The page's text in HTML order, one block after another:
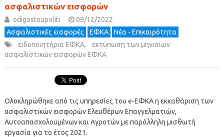
ασφαλιστικών εισφορών
odigostoupoliti
09/12/2022
Ασφαλιστικές εισφορές
ΕΦΚΑ
Νέα - Επικαιρότητα
ειδοποιητήρια ΕΦΚΑ,
εκτύπωση των μηνιαίων
ασφαλιστικών εισφορών ΕΦΚΑ
Ολοκληρώθηκε από τις υπηρεσίες του e-ΕΦΚΑ η εκκαθάριση των
ασφαλιστικών εισφορών Ελευθέρων Επαγγελματιών,
Αυτοαπασχολουμένων και Αγροτών με παράλληλη μισθωτή
εργασία για το έτος 2021.